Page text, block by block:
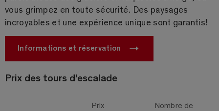
vous grimpez en toute sécurité. Des paysages
incroyables et une expérience unique sont garantis!
Informations et réservation
Prix des tours d'escalade
Prix
Nombre de